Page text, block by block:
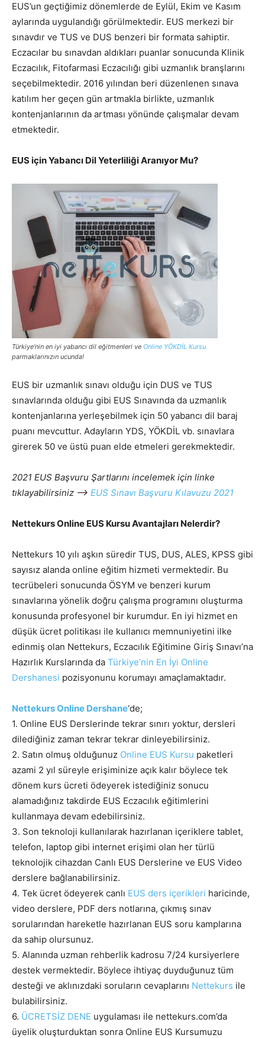
EUS’un geçtiğimiz dönemlerde de Eylül, Ekim ve Kasım
aylarında uygulandığı görülmektedir. EUS merkezi bir
sınavdır ve TUS ve DUS benzeri bir formata sahiptir.
Eczacılar bu sınavdan aldıkları puanlar sonucunda Klinik
Eczacılık, Fitofarmasi Eczacılığı gibi uzmanlık branşlarını
seçebilmektedir. 2016 yılından beri düzenlenen sınava
katılım her geçen gün artmakla birlikte, uzmanlık
kontenjanlarının da artması yönünde çalışmalar devam
etmektedir.
EUS için Yabancı Dil Yeterliliği Aranıyor Mu?
Türkiye’nin en iyi yabancı dil eğitmenleri ve Online YÖKDİL Kursu
parmaklarınızın ucunda!
EUS bir uzmanlık sınavı olduğu için DUS ve TUS
sınavlarında olduğu gibi EUS Sınavında da uzmanlık
kontenjanlarına yerleşebilmek için 50 yabancı dil baraj
puanı mevcuttur. Adayların YDS, YÖKDİL vb. sınavlara
girerek 50 ve üstü puan elde etmeleri gerekmektedir.
2021 EUS Başvuru Şartlarını incelemek için linke
tıklayabilirsiniz —-> EUS Sınavı Başvuru Kılavuzu 2021
Nettekurs Online EUS Kursu Avantajları Nelerdir?
Nettekurs 10 yılı aşkın süredir TUS, DUS, ALES, KPSS gibi
sayısız alanda online eğitim hizmeti vermektedir. Bu
tecrübeleri sonucunda ÖSYM ve benzeri kurum
sınavlarına yönelik doğru çalışma programını oluşturma
konusunda profesyonel bir kurumdur. En iyi hizmet en
düşük ücret politikası ile kullanıcı memnuniyetini ilke
edinmiş olan Nettekurs, Eczacılık Eğitimine Giriş Sınavı’na
Hazırlık Kurslarında da Türkiye’nin En İyi Online
Dershanesi pozisyonunu korumayı amaçlamaktadır.
Nettekurs Online Dershane‘de;
1. Online EUS Derslerinde tekrar sınırı yoktur, dersleri
dilediğiniz zaman tekrar tekrar dinleyebilirsiniz.
2. Satın olmuş olduğunuz Online EUS Kursu paketleri
azami 2 yıl süreyle erişiminize açık kalır böylece tek
dönem kurs ücreti ödeyerek istediğiniz sonucu
alamadığınız takdirde EUS Eczacılık eğitimlerini
kullanmaya devam edebilirsiniz.
3. Son teknoloji kullanılarak hazırlanan içeriklere tablet,
telefon, laptop gibi internet erişimi olan her türlü
teknolojik cihazdan Canlı EUS Derslerine ve EUS Video
derslere bağlanabilirsiniz.
4. Tek ücret ödeyerek canlı EUS ders içerikleri haricinde,
video derslere, PDF ders notlarına, çıkmış sınav
sorularından hareketle hazırlanan EUS soru kamplarına
da sahip olursunuz.
5. Alanında uzman rehberlik kadrosu 7/24 kursiyerlere
destek vermektedir. Böylece ihtiyaç duyduğunuz tüm
desteği ve aklınızdaki soruların cevaplarını Nettekurs ile
bulabilirsiniz.
6. ÜCRETSİZ DENE uygulaması ile nettekurs.com’da
üyelik oluşturduktan sonra Online EUS Kursumuzu